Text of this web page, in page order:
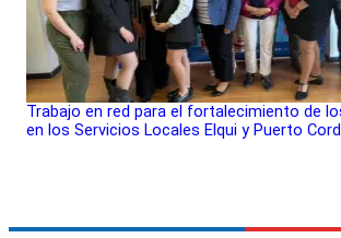
Trabajo en red para el fortalecimiento de
en los Servicios Locales Elqui y Puerto